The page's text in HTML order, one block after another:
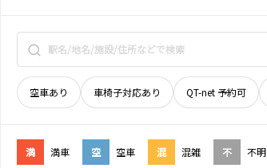
空車あり 車椅子対応あり QT-net 予約可
満 満車 空 空車 混 混雑 不 不明